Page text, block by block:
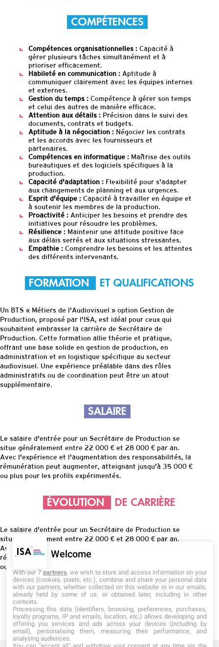
COMPÉTENCES
Compétences organisationnelles :Capacité à
gérer plusieurs tâches simultanément et à
prioriser efficacement.
Habileté en communication :Aptitude à
communiquer clairement avec les équipes internes
et externes.
Gestion du temps :Compétence à gérer son temps
et celui des autres de manière efficace.
Attention aux détails :Précision dans le suivi des
documents, contrats et budgets.
Aptitude à la négociation :Négocier les contrats
et les accords avec les fournisseurs et
partenaires.
Compétences en informatique :Maîtrise des outils
bureautiques et des logiciels spécifiques à la
production.
Capacité d'adaptation :Flexibilité pour s'adapter
aux changements de planning et aux urgences.
Esprit d'équipe :Capacité à travailler en équipe et
à soutenir les membres de la production.
Proactivité :Anticiper les besoins et prendre des
initiatives pour résoudre les problèmes.
Résilience :Maintenir une attitude positive face
aux délais serrés et aux situations stressantes.
Empathie :Comprendre les besoins et les attentes
des différents intervenants.
FORMATION ET QUALIFICATIONS
Un BTS « Métiers de l'Audiovisuel » option Gestion de
Production, proposé par l'ISA, est idéal pour ceux qui
souhaitent embrasser la carrière de Secrétaire de
Production. Cette formation allie théorie et pratique,
offrant une base solide en gestion de production, en
administration et en logistique spécifique au secteur
audiovisuel. Une expérience préalable dans des rôles
administratifs ou de coordination peut être un atout
supplémentaire.
SALAIRE
Le salaire d'entrée pour un Secrétaire de Production se
situe généralement entre 22 000 € et 28 000 € par an.
Avec l'expérience et l'augmentation des responsabilités, la
rémunération peut augmenter, atteignant jusqu'à 35 000 €
ou plus pour les profils expérimentés.
ÉVOLUTION DE CARRIÈRE
Le salaire d'entrée pour un Secrétaire de Production se
situe généralement entre 22 000 € et 28 000 € par an.
Avec l'expérience et l'augmentation des responsabilités, la
rémunération peut augmenter, atteignant jusqu'à 35 000 €
ou plus pour les profils expérimentés.
Welcome
With our 7 partners, we wish to store and access information on your
devices (cookies, pixels, etc.), combine and share your personal data
with our partners, whether collected on this website or in our emails,
already held by some of us, or obtained later, including in other
contexts.
Processing this data (identifiers, browsing, preferences, purchases,
loyalty programs, IP and emails, location, etc.) allows developing and
offering you services and ads across your devices (including by
email), personalising them, measuring their performance, and
analysing audiences.
You can "accept all" and withdraw your consent at any time via the